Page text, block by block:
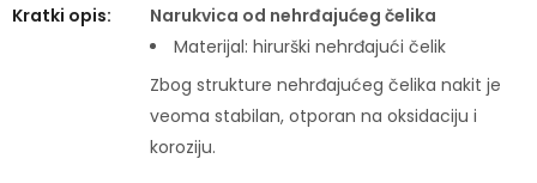
Kratki opis:
Narukvica od nehrđajućeg čelika
Materijal: hirurški nehrđajući čelik
Zbog strukture nehrđajućeg čelika nakit je
veoma stabilan, otporan na oksidaciju i
koroziju.